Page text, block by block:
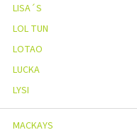
LISA´S
LOL TUN
LOTAO
LUCKA
LYSI
MACKAYS